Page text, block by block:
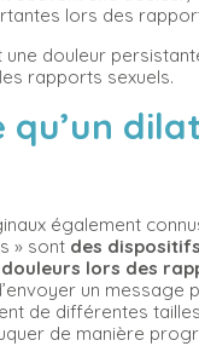
lors des
une douleur
rapports sexuels.
qu’un
également
» sont des
lors des
un message
de différentes
de manière